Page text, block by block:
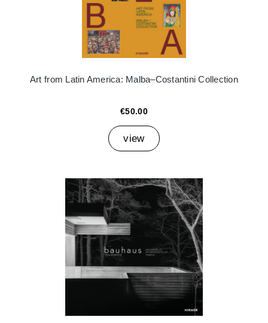
Art from Latin America: Malba–Costantini Collection
€50.00
view